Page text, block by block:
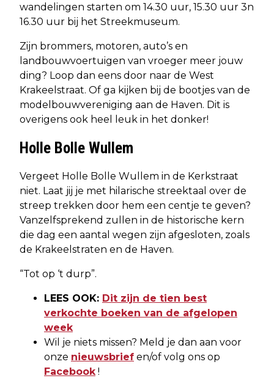
wandelingen starten om 14.30 uur, 15.30 uur 3n
16.30 uur bij het Streekmuseum.
Zijn brommers, motoren, auto’s en
landbouwvoertuigen van vroeger meer jouw
ding? Loop dan eens door naar de West
Krakeelstraat. Of ga kijken bij de bootjes van de
modelbouwvereniging aan de Haven. Dit is
overigens ook heel leuk in het donker!
Holle Bolle Wullem
Vergeet Holle Bolle Wullem in de Kerkstraat
niet. Laat jij je met hilarische streektaal over de
streep trekken door hem een centje te geven?
Vanzelfsprekend zullen in de historische kern
die dag een aantal wegen zijn afgesloten, zoals
de Krakeelstraten en de Haven.
“Tot op ‘t durp”.
LEES OOK: Dit zijn de tien best
verkochte boeken van de afgelopen
week
Wil je niets missen? Meld je dan aan voor
onze nieuwsbrief en/of volg ons op
Facebook !